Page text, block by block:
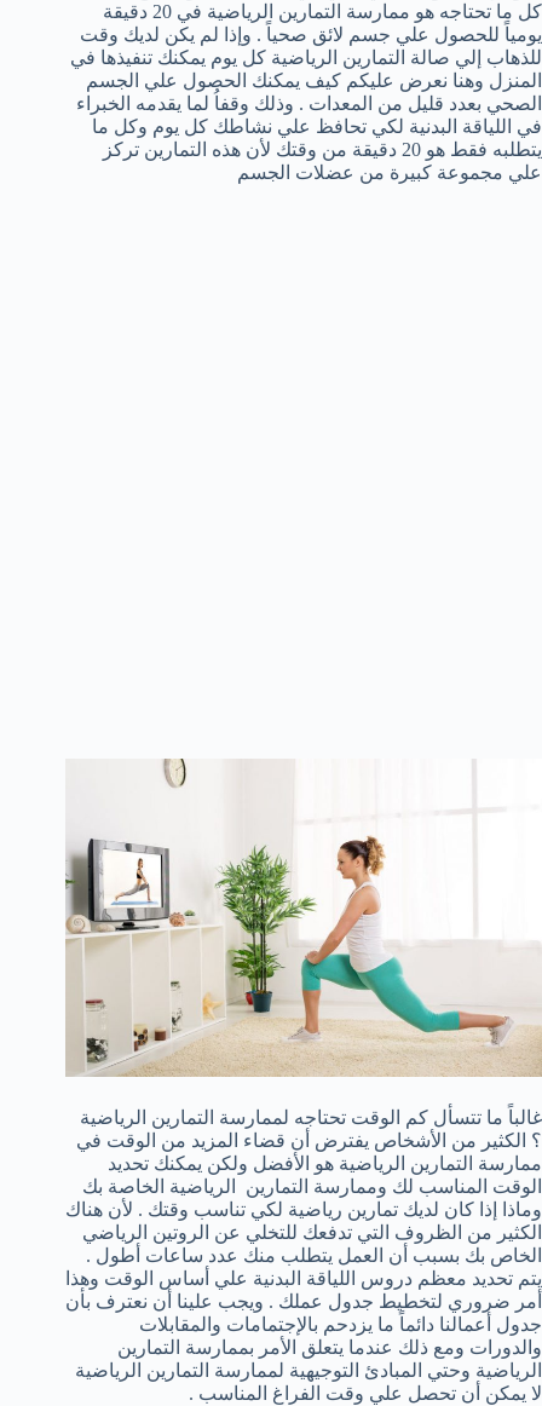
كل ما تحتاجه هو ممارسة التمارين الرياضية في 20 دقيقة
يومياً للحصول علي جسم لائق صحياً . وإذا لم يكن لديك وقت
للذهاب إلي صالة التمارين الرياضية كل يوم يمكنك تنفيذها في
المنزل وهنا نعرض عليكم كيف يمكنك الحصول علي الجسم
الصحي بعدد قليل من المعدات . وذلك وقفاُ لما يقدمه الخبراء
في اللياقة البدنية لكي تحافظ علي نشاطك كل يوم وكل ما
يتطلبه فقط هو 20 دقيقة من وقتك لأن هذه التمارين تركز
علي مجموعة كبيرة من عضلات الجسم
غالباً ما تتسأل كم الوقت تحتاجه لممارسة التمارين الرياضية
؟ الكثير من الأشخاص يفترض أن قضاء المزيد من الوقت في
ممارسة التمارين الرياضية هو الأفضل ولكن يمكنك تحديد
الوقت المناسب لك وممارسة التمارين الرياضية الخاصة بك
وماذا إذا كان لديك تمارين رياضية لكي تناسب وقتك . لأن هناك
الكثير من الظروف التي تدفعك للتخلي عن الروتين الرياضي
الخاص بك بسبب أن العمل يتطلب منك عدد ساعات أطول .
يتم تحديد معظم دروس اللياقة البدنية علي أساس الوقت وهذا
أمر ضروري لتخطيط جدول عملك . ويجب علينا أن نعترف بأن
جدول أعمالنا دائماً ما يزدحم بالإجتمامات والمقابلات
والدورات ومع ذلك عندما يتعلق الأمر بممارسة التمارين
الرياضية وحتي المبادئ التوجيهية لممارسة التمارين الرياضية
لا يمكن أن تحصل علي وقت الفراغ المناسب .